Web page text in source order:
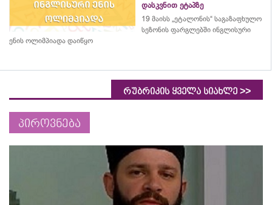
დასკვნით ეტაპზე
19 მაისს „ეტალონის“ საგაზაფხულო
სეზონის ფარგლებში ინგლისური
ენის ოლიმპიადა დაიწყო
რუბრიკის ყველა სიახლე >>
პიროვნება